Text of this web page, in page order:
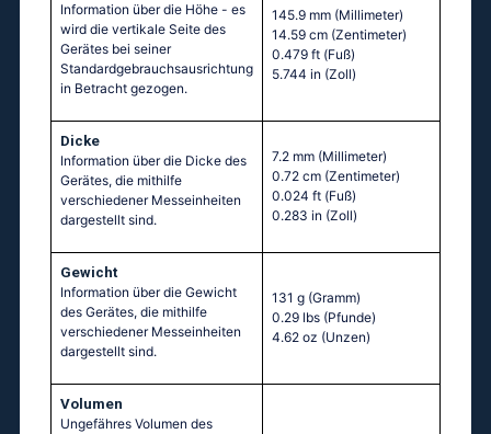
Information über die Höhe - es
wird die vertikale Seite des
Gerätes bei seiner
Standardgebrauchsausrichtung
in Betracht gezogen.
145.9 mm (Millimeter)
14.59 cm (Zentimeter)
0.479 ft (Fuß)
5.744 in (Zoll)
Dicke
Information über die Dicke des
Gerätes, die mithilfe
verschiedener Messeinheiten
dargestellt sind.
7.2 mm (Millimeter)
0.72 cm (Zentimeter)
0.024 ft (Fuß)
0.283 in (Zoll)
Gewicht
Information über die Gewicht
des Gerätes, die mithilfe
verschiedener Messeinheiten
dargestellt sind.
131 g (Gramm)
0.29 lbs (Pfunde)
4.62 oz (Unzen)
Volumen
Ungefähres Volumen des